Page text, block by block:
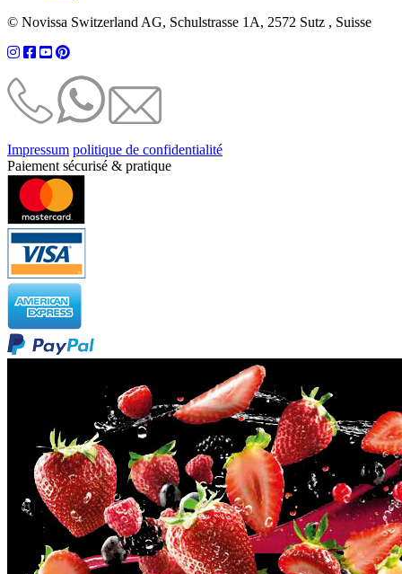
© Novissa Switzerland AG, Schulstrasse 1A, 2572 Sutz , Suisse
Impressum politique de confidentialité
Paiement sécurisé & pratique